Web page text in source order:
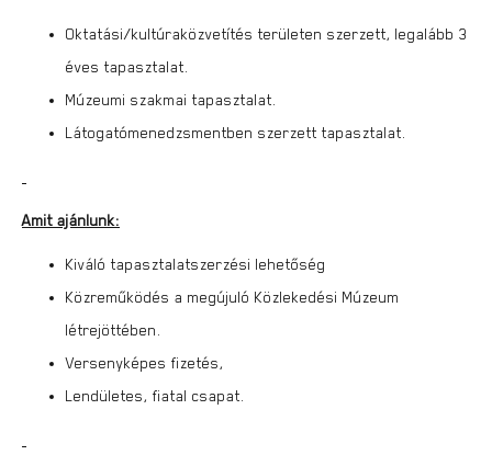
Oktatási/kultúraközvetítés területen szerzett, legalább 3
éves tapasztalat.
Múzeumi szakmai tapasztalat.
Látogatómenedzsmentben szerzett tapasztalat.
Amit ajánlunk:
Kiváló tapasztalatszerzési lehetőség
Közreműködés a megújuló Közlekedési Múzeum
létrejöttében.
Versenyképes fizetés,
Lendületes, fiatal csapat.